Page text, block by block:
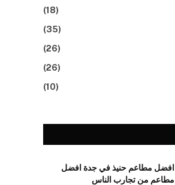
(18)
(35)
(26)
(26)
(10)
افضل مطاعم حنيذ في جدة افضل
مطاعم من تجارب الناس